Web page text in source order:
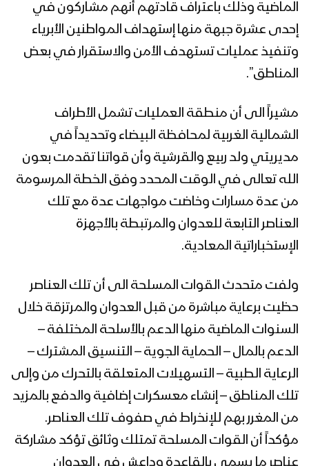
ونعمان”بمحافظة البيضاء
بيان متحدث القوات المسلحة عن المرحلة
الثانية من عملية النصر المبين “تطهير
نكال من مشاهد عملية النصر المبين لتحرير
مناطق واسعة من محافظة البيضاء –
#ولا_تهنوا
مشاهد عملية “النصر المبين” لتحرير مناطق
واسعة من مديريتي الصومعة والزاهر
إيجاز صحفي لمتحدث القوات المسلحة
في محافظة البيضاء ومشاهد موثقة من
العملية
بيان القوات المسلحة عن “عملية النصر
المبين” لتحرير عشرات المواقع في جبهات
البيضاء من العناصر التكفيرية
البيضاء – جولة ميدانية للإعلام الحربي في
مديرية الزاهر عقب استعادتها من العناصر
التكفيرية
البيضاء – عملية واسعة لاستعادة مركز
الماضية وذلك باعتراف قادتهم أنهم مشاركون في
إحدى عشرة جبهة منها إستهداف المواطنين الأبرياء
وتنفيذ عمليات تستهدف الأمن والاستقرار في بعض
المناطق”.
مشيراً الى أن منطقة العمليات تشمل الأطراف
الشمالية الغربية لمحافظة البيضاء وتحديداً في
مديريتي ولد ربيع والقرشية وأن قواتنا تقدمت بعون
الله تعالى في الوقت المحدد وفق الخطة المرسومة
من عدة مسارات وخاضت مواجهات عدة مع تلك
العناصر التابعة للعدوان والمرتبطة بالأجهزة
الإستخباراتية المعادية.
ولفت متحدث القوات المسلحة الى أن تلك العناصر
حظيت برعاية مباشرة من قبل العدوان والمرتزقة خلال
السنوات الماضية منها الدعم بالأسلحة المختلفة –
الدعم بالمال – الحماية الجوية – التنسيق المشترك –
الرعاية الطبية – التسهيلات المتعلقة بالتحرك من وإلى
تلك المناطق – إنشاء معسكرات إضافية والدفع بالمزيد
من المغرر بهم للإنخراط في صفوف تلك العناصر.
مؤكداً أن القوات المسلحة تمتلك وثائق تؤكد مشاركة
عناصر ما يسمى بالقاعدة وداعش في العدوان